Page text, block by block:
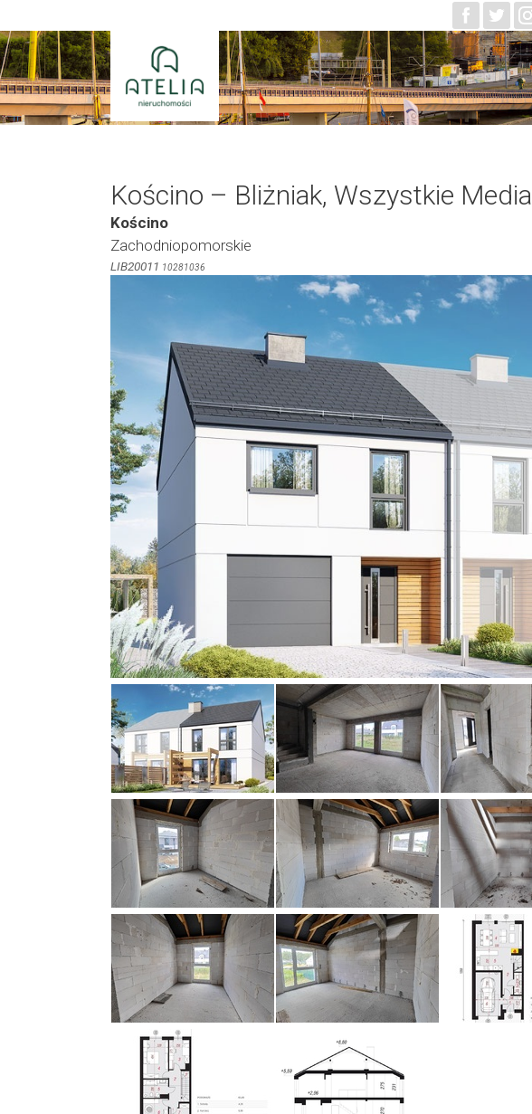
do
treści
Kościno – Bliżniak, Wszystkie Media
Kościno
Zachodniopomorskie
LIB20011 10281036